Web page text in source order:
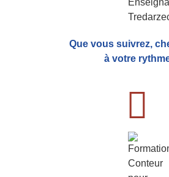
Que vous suivrez,
à votre